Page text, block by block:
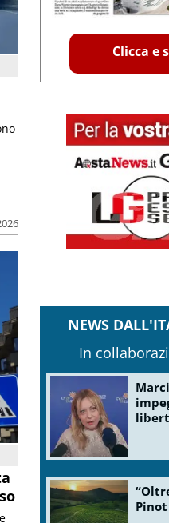
Clicca e
NEWS
In